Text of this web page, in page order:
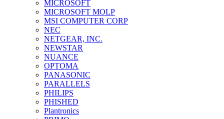
MICROSOFT
MICROSOFT MOLP
MSI COMPUTER CORP
NEC
NETGEAR, INC.
NEWSTAR
NUANCE
OPTOMA
PANASONIC
PARALLELS
PHILIPS
PHISHED
Plantronics